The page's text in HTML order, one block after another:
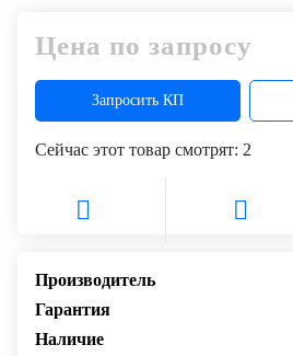
Trade-
Лизинг
Цена по запросу
Запросить КП
Сейчас этот товар смотрят: 2
Производитель
Гарантия
Наличие